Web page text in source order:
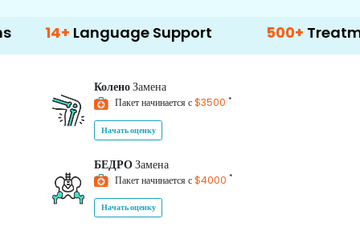
Language Support 500+ Treatment
КоленоЗамена
Пакет начинается с$3500 *
Начать оценку
БЕДРОЗамена
Пакет начинается с$4000 *
Начать оценку